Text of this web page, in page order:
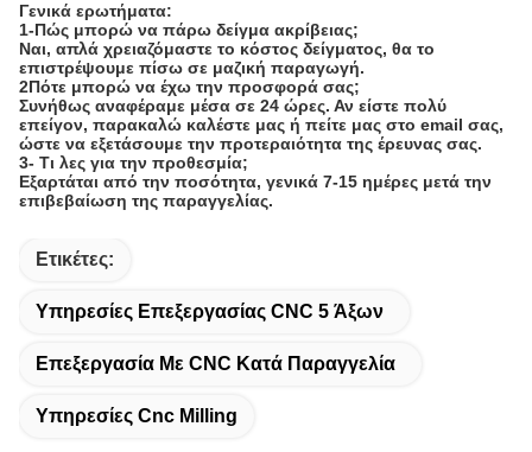
Γενικά ερωτήματα:
1-Πώς μπορώ να πάρω δείγμα ακρίβειας;
Ναι, απλά χρειαζόμαστε το κόστος δείγματος, θα το
επιστρέψουμε πίσω σε μαζική παραγωγή.
2Πότε μπορώ να έχω την προσφορά σας;
Συνήθως αναφέραμε μέσα σε 24 ώρες. Αν είστε πολύ
επείγον, παρακαλώ καλέστε μας ή πείτε μας στο email σας,
ώστε να εξετάσουμε την προτεραιότητα της έρευνας σας.
3- Τι λες για την προθεσμία;
Εξαρτάται από την ποσότητα, γενικά 7-15 ημέρες μετά την
επιβεβαίωση της παραγγελίας.
Ετικέτες:
Υπηρεσίες Επεξεργασίας CNC 5 Άξων
Επεξεργασία Με CNC Κατά Παραγγελία
Υπηρεσίες Cnc Milling